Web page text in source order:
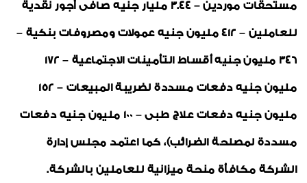
مستحقات موردين – 3.44 مليار جنيه صافى أجور نقدية
للعاملين – 412 مليون جنيه عمولات ومصروفات بنكية –
346 مليون جنيه أقساط التأمينات الاجتماعية – 172
مليون جنيه دفعات مسددة لضريبة المبيعات – 152
مليون جنيه دفعات علاج طبى – 100 مليون جنيه دفعات
مسددة لمصلحة الضرائب)، كما اعتمد مجلس إدارة
الشركة مكافأة منحة ميزانية للعاملين بالشركة.